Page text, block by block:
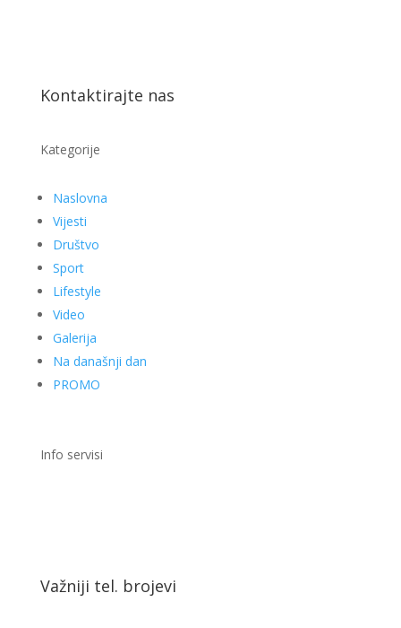
Kontaktirajte nas
Kategorije
Naslovna
Vijesti
Društvo
Sport
Lifestyle
Video
Galerija
Na današnji dan
PROMO
Info servisi
Važniji tel. brojevi